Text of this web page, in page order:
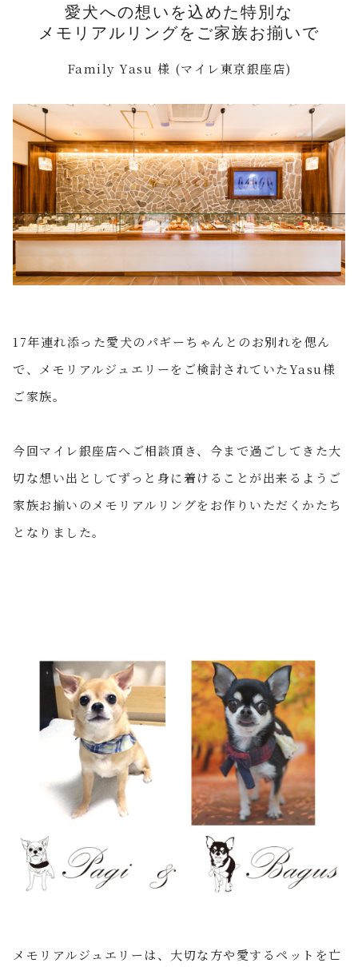
愛犬への想いを込めた特別な
メモリアルリングをご家族お揃いで
Family Yasu 様 (マイレ東京銀座店)
17年連れ添った愛犬のパギーちゃんとのお別れを偲ん
で、メモリアルジュエリーをご検討されていたYasu様
ご家族。
今回マイレ銀座店へご相談頂き、今まで過ごしてきた大
切な想い出としてずっと身に着けることが出来るようご
家族お揃いのメモリアルリングをお作りいただくかたち
となりました。
メモリアルジュエリーは、大切な方や愛するペット を亡